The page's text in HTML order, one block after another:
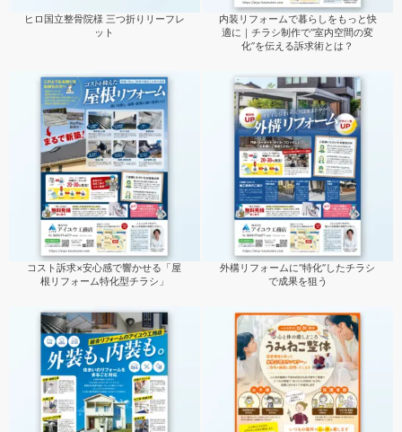
ヒロ国立整骨院様 三つ折りリーフレ
ット
内装リフォームで暮らしをもっと快
適に｜チラシ制作で“室内空間の変
化”を伝える訴求術とは？
コスト訴求×安心感で響かせる「屋
根リフォーム特化型チラシ」
外構リフォームに“特化”したチラシ
で成果を狙う